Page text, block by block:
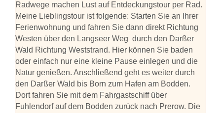
Radwege machen Lust auf Entdeckungstour per Rad.
Meine Lieblingstour ist folgende: Starten Sie an Ihrer
Ferienwohnung und fahren Sie dann direkt Richtung
Westen über den Langseer Weg durch den Darßer
Wald Richtung Weststrand. Hier können Sie baden
oder einfach nur eine kleine Pause einlegen und die
Natur genießen. Anschließend geht es weiter durch
den Darßer Wald bis Born zum Hafen am Bodden.
Dort fahren Sie mit dem Fahrgastschiff über
Fuhlendorf auf dem Bodden zurück nach Prerow. Die